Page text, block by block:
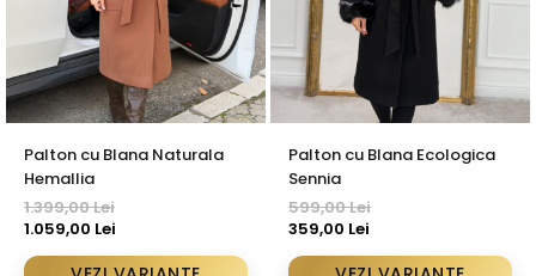
Palton cu Blana Naturala
Hemallia
1.399,00 Lei
1.059,00 Lei
Palton cu Blana Ecologica
Sennia
599,00 Lei
359,00 Lei